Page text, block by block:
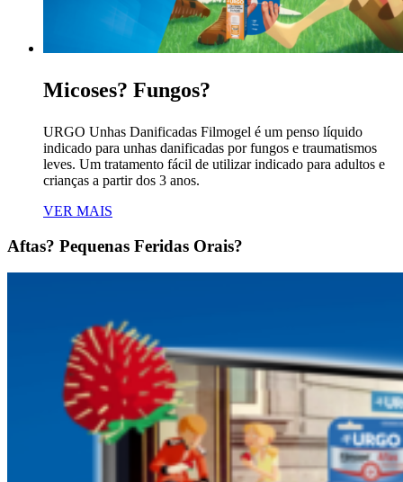
Micoses? Fungos?
URGO Unhas Danificadas Filmogel é um penso líquido
indicado para unhas danificadas por fungos e traumatismos
leves. Um tratamento fácil de utilizar indicado para adultos e
crianças a partir dos 3 anos.
VER MAIS
Aftas? Pequenas Feridas Orais?